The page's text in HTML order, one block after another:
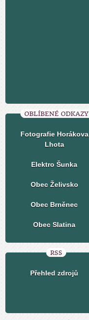
OBLÍBENÉ ODKAZY
Fotografie Horákova
Lhota
Elektro Šunka
Obec Želivsko
Obec Brněnec
Obec Slatina
RSS
Přehled zdrojů